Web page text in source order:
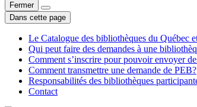
Fermer
Dans cette page
Le Catalogue des bibliothèques du Québec
Qui peut faire des demandes à une
Comment s’inscrire pour pouvoir envoyer
Comment transmettre une demande de PEB?
Responsabilités des bibliothèques
Contact